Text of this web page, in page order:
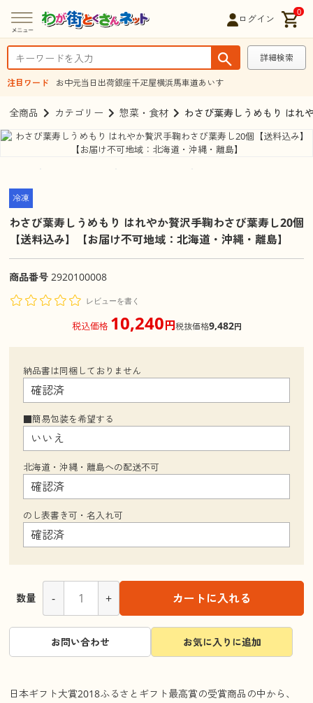
ログイン
0
詳細検索
注目ワード お中元当日出荷銀座千疋屋横浜馬車道あいす
全商品 カテゴリー 惣菜・食材 わさび葉寿しうめもり はれ
冷凍
わさび葉寿しうめもり はれやか贅沢手鞠わさび葉寿し20個
【送料込み】【お届け不可地域：北海道・沖縄・離島】
商品番号 2920100008
レビューを書く
税込価格 10,240円税抜価格9,482円
納品書は同梱しておりません
■簡易包装を希望する
北海道・沖縄・離島への配送不可
のし表書き可・名入れ可
数量 - + カートに入れる
お問い合わせ お気に入りに追加
日本ギフト大賞2018ふるさとギフト最高賞の受賞商品の中から、